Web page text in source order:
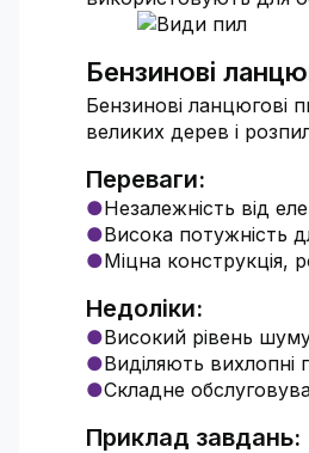
Бензинові
Бензинові ланцюгові
великих дерев і
Переваги:
Незалежність від
Висока потужність
Міцна конструкція,
Недоліки:
Високий рівень
Виділяють
Складне
Приклад завдань: